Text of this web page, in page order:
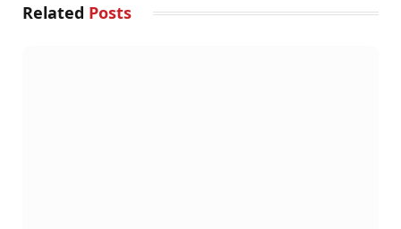
Related Posts